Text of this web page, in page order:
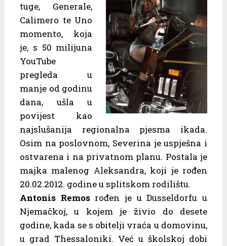
tuge, Generale,
Calimero te Uno
momento, koja
je, s 50 milijuna
YouTube
pregleda u
manje od godinu
dana, ušla u
povijest kao
najslušanija regionalna pjesma ikada.
Osim na poslovnom, Severina je uspješna i
ostvarena i na privatnom planu. Postala je
majka malenog Aleksandra, koji je rođen
20.02.2012. godine u splitskom rodilištu.
Antonis Remosrođen je u Dusseldorfu u
Njemačkoj, u kojem je živio do desete
godine, kada se s obitelji vraća u domovinu,
u grad Thessaloniki. Već u školskoj dobi